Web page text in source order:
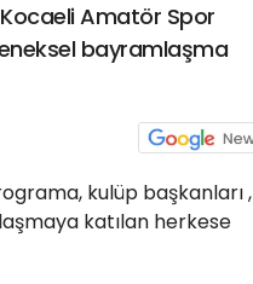
Amatör Spor
bayramlaşma
kulüp başkanları ,
katılan herkese